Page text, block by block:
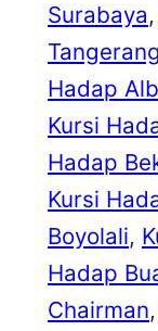
Surabaya,
Tangerang
Hadap
Kursi
Hadap
Kursi
Boyolali,
Hadap
Chairman,